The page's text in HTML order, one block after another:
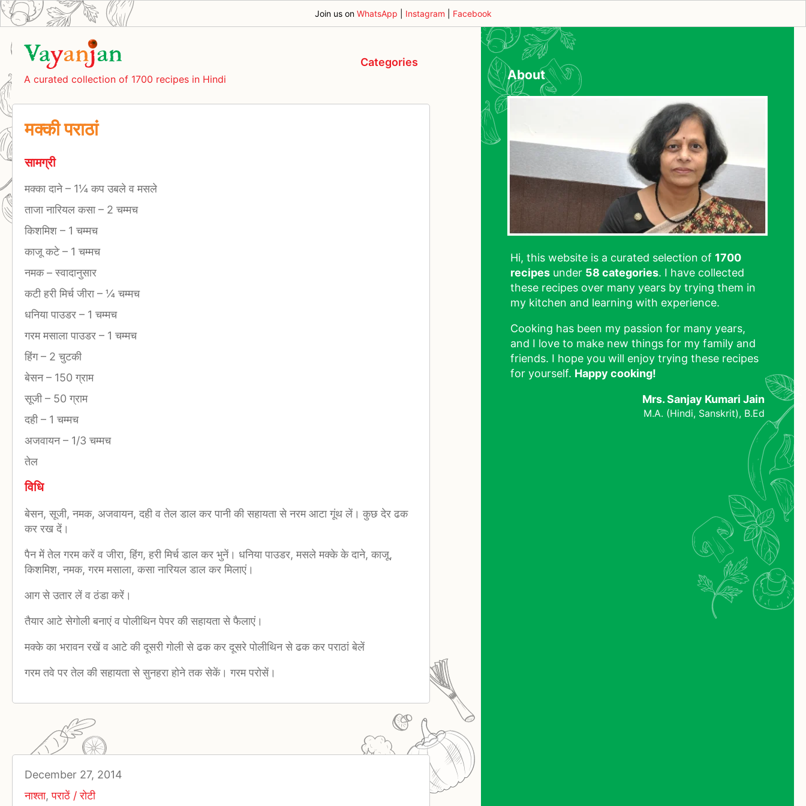
Join us on WhatsApp Instagram Facebook
A curated collection of 1700 recipes in Hindi
Categories
मक्की पराठां
सामग्री
मक्का दाने– 1¼ कप उबले व मसले
ताजा नारियल कसा– 2 चम्मच
किशमिश – 1 चम्मच
काजू कटे– 1 चम्मच
नमक–स्वादानुसार
कटी हरी मिर्च जीरा– ¼ चम्मच
धनिया पाउडर – 1 चम्मच
गरम मसाला पाउडर – 1 चम्मच
हिंग– 2 चुटकी
बेसन– 150 ग्राम
सूजी– 50 ग्राम
दही– 1 चम्मच
अजवायन– 1/3 चम्मच
तेल
विधि
बेसन, सूजी, नमक, अजवायन, दही व तेल डाल कर पानी की सहायता से नरम आटा गूंथ लें। कुछ देर ढक
कर रख दें।
पैन में तेल गरम करें व जीरा, हिंग, हरी मिर्च डाल कर भुनें। धनिया पाउडर, मसले मक्के के दाने, काजू,
किशमिश, नमक, गरम मसाला, कसा नारियल डाल कर मिलाएं।
आग से उतार लें व ठंडा करें।
तैयार आटे सेगोली बनाएं व पोलीथिन पेपर की सहायता से फैलाएं।
मक्के का भरावन रखें व आटे की दूसरी गोली से ढक कर दूसरे पोलीथिन से ढक कर पराठां बेलें
गरम तवे पर तेल की सहायता से सुनहरा होने तक सेकें। गरम परोसें।
December 27, 2014
नाश्ता,पराठें / रोटी
About
Hi, this website is a curated selection of 1700
recipes under 58 categories. I have collected
these recipes over many years by trying them in
my kitchen and learning with experience.
Cooking has been my passion for many years,
and I love to make new things for my family and
friends. I hope you will enjoy trying these recipes
for yourself. Happy cooking!
Mrs. Sanjay Kumari Jain
M.A. (Hindi, Sanskrit), B.Ed